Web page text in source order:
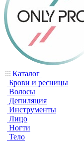
Каталог
Брови и ресницы
Волосы
Депиляция
Инструменты
Лицо
Ногти
Тело